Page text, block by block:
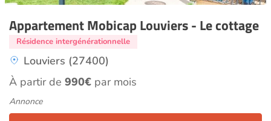
Appartement Mobicap Louviers - Le cottage
Résidence intergénérationnelle
Louviers (27400)
À partir de 990€ par mois
Annonce